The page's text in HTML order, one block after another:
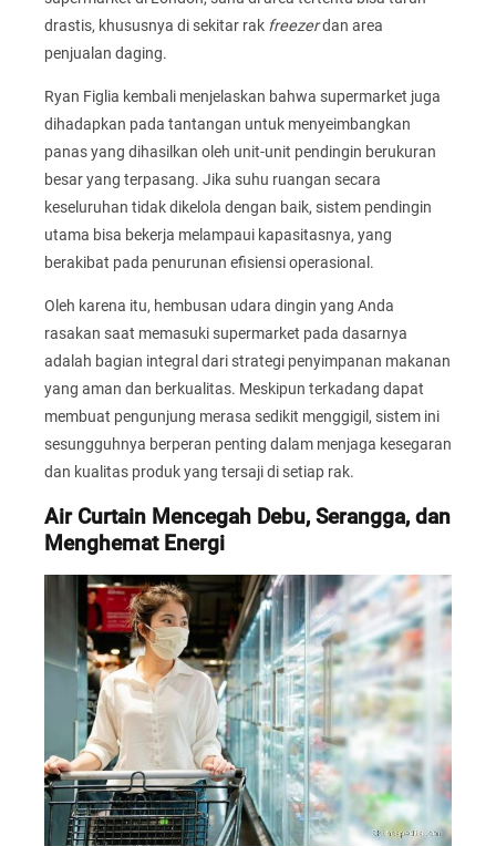
drastis, khususnya di sekitar rak freezerdan area
penjualan daging.
Ryan Figlia kembali menjelaskan bahwa supermarket juga
dihadapkan pada tantangan untuk menyeimbangkan
panas yang dihasilkan oleh unit-unit pendingin berukuran
besar yang terpasang. Jika suhu ruangan secara
keseluruhan tidak dikelola dengan baik, sistem pendingin
utama bisa bekerja melampaui kapasitasnya, yang
berakibat pada penurunan efisiensi operasional.
Oleh karena itu, hembusan udara dingin yang Anda
rasakan saat memasuki supermarket pada dasarnya
adalah bagian integral dari strategi penyimpanan makanan
yang aman dan berkualitas. Meskipun terkadang dapat
membuat pengunjung merasa sedikit menggigil, sistem ini
sesungguhnya berperan penting dalam menjaga kesegaran
dan kualitas produk yang tersaji di setiap rak.
Air Curtain Mencegah Debu, Serangga, dan
Menghemat Energi